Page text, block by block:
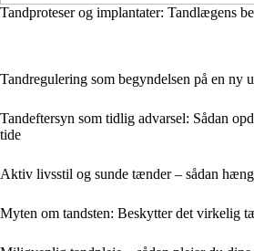
Tandproteser og implantater: Tandlægens
Tandregulering som begyndelsen på en ny
Tandeftersyn som tidlig advarsel: Sådan
tide
Aktiv livsstil og sunde tænder – sådan
Myten om tandsten: Beskytter det virkelig